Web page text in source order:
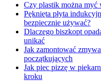
Czy plastik można myć
Pęknięta płyta
bezpiecznie używać?
Dlaczego biszkopt
unikać
Jak zamontować
początkujących
Jak piec pizzę w
kroku